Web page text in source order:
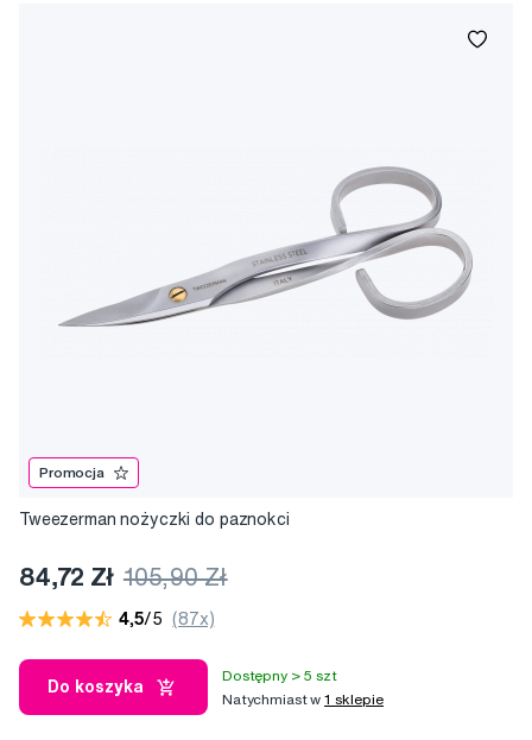
Promocja
Tweezerman nożyczki do paznokci
84,72 Zł 105,90 Zł
4,5/5 (87x)
Do koszyka
Dostępny > 5 szt
Natychmiast w1 sklepie